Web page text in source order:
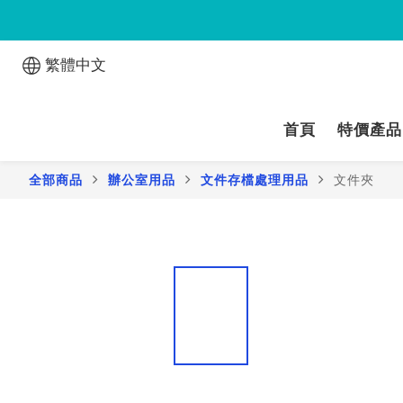
繁體中文
首頁 特價產品
全部商品 辦公室用品 文件存檔處理用品 文件夾